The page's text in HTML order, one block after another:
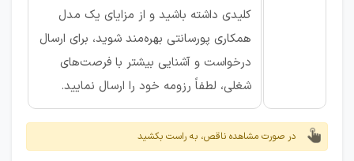
کلیدی داشته باشید و از مزایای یک مدل
همکاری پورسانتی بهره‌مند شوید، برای ارسال
درخواست و آشنایی بیشتر با فرصت‌های
شغلی، لطفاً رزومه خود را ارسال نمایید.
در صورت مشاهده ناقص، به راست بکشید